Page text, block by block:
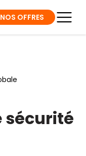
NOS OFFRES
sécurité